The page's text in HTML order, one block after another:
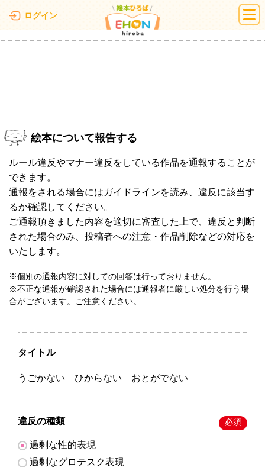
ログイン 絵本ひろば
絵本について報告する
ルール違反やマナー違反をしている作品を通報することが
できます。
通報をされる場合にはガイドラインを読み、違反に該当す
るか確認してください。
ご通報頂きました内容を適切に審査した上で、違反と判断
された場合のみ、投稿者への注意・作品削除などの対応を
いたします。
※個別の通報内容に対しての回答は行っておりません。
※不正な通報が確認された場合には通報者に厳しい処分を行う場
合がございます。ご注意ください。
タイトル
うごかない ひからない おとがでない
違反の種類 必須
過剰な性的表現
過剰なグロテスク表現